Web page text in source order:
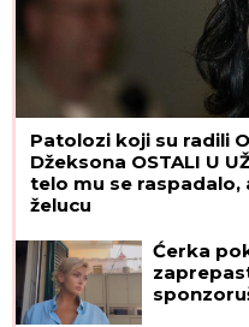
Patolozi koji su radili
Džeksona OSTALI U
telo mu se raspadalo,
želucu
Ćerka